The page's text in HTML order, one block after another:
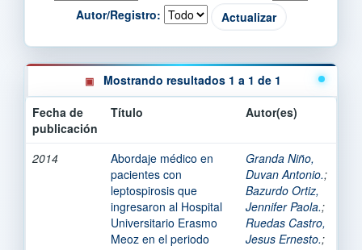
Autor/Registro:
Mostrando resultados 1 a 1 de 1
Fecha de
publicación
Título Autor(es)
2014
Abordaje médico en
pacientes con
leptospirosis que
ingresaron al Hospital
Universitario Erasmo
Meoz en el periodo
Granda Niño,
Duvan Antonio.;
Bazurdo Ortiz,
Jennifer Paola.;
Ruedas Castro,
Jesus Ernesto.;